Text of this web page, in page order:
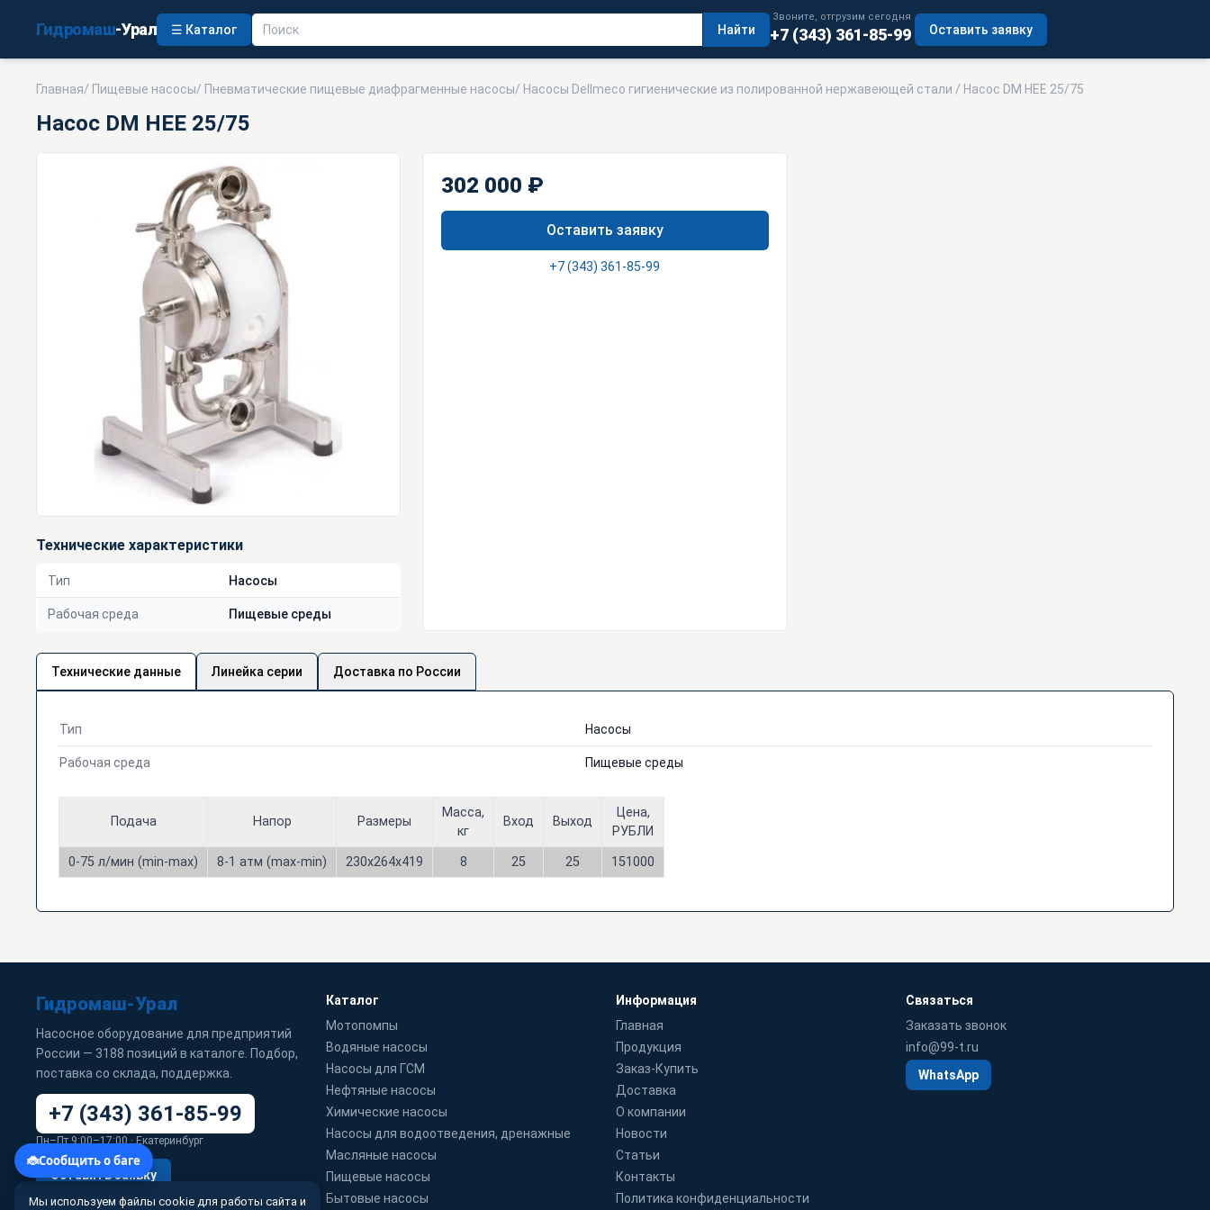
Гидромаш-Урал ☰ Каталог Найти
Звоните, отгрузим сегодня
+7 (343) 361-85-99 Оставить заявку
Главная/ Пищевые насосы/ Пневматические пищевые диафрагменные насосы/ Насосы Dellmeco гигиенические из полированной нержавеющей стали / Насос DM HEE 25/75
Насос DM HEE 25/75
Технические характеристики
Тип Насосы
Рабочая среда Пищевые среды
302 000 ₽
Оставить заявку
+7 (343) 361-85-99
Технические данные Линейка серии Доставка по России
Тип Насосы
Рабочая среда Пищевые среды
Подача Напор Размеры
Масса,
кг
Вход Выход
Цена,
РУБЛИ
0-75 л/мин (min-max)
8-1 атм (max-min) 230x264x419 8 25 25 151000
Гидромаш-Урал
Насосное оборудование для предприятий
России — 3188 позиций в каталоге. Подбор,
поставка со склада, поддержка.
+7 (343) 361-85-99
Пн–Пт 9:00–17:00 · Екатеринбург
Оставить заявку
Каталог
Мотопомпы
Водяные насосы
Насосы для ГСМ
Нефтяные насосы
Химические насосы
Насосы для водоотведения, дренажные
Масляные насосы
Пищевые насосы
Бытовые насосы
Информация
Главная
Продукция
Заказ-Купить
Доставка
О компании
Новости
Статьи
Контакты
Политика конфиденциальности
Связаться
Заказать звонок
info@99-t.ru
WhatsApp
Мы используем файлы cookie для работы сайта и